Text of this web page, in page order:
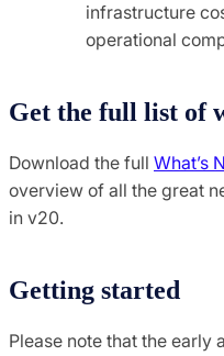
infrastructure
operational
Get the full list of
Download the full What’s
overview of all the great
in v20.
Getting started
Please note that the early